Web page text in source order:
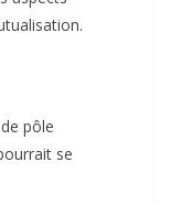
pôle
se